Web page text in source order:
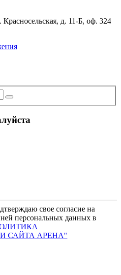
д. 11-Б, оф. 324
свое согласие на
персональных данных в
САЙТА АРЕНА"